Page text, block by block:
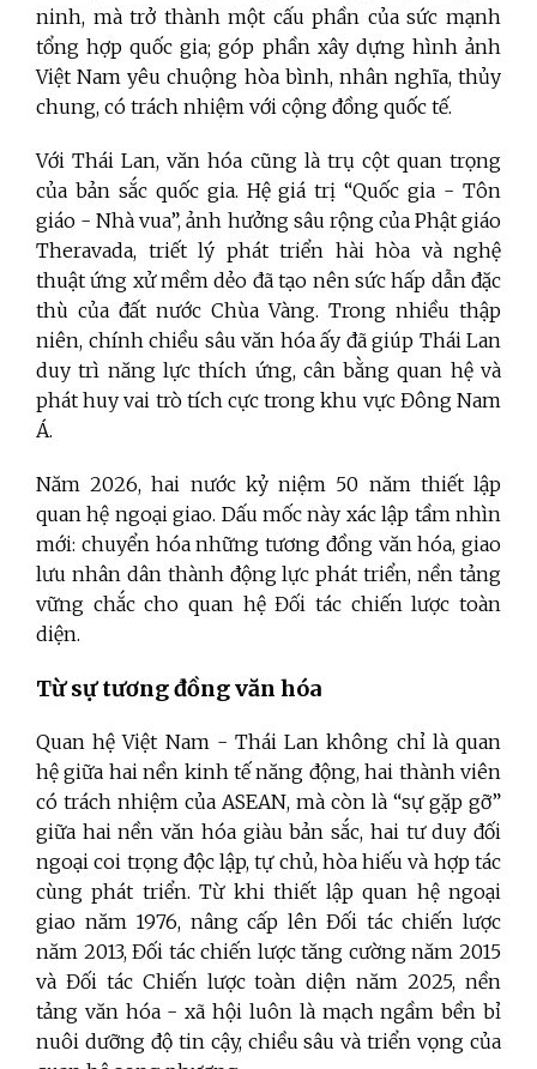
ninh, mà trở thành một cấu phần của sức mạnh
tổng hợp quốc gia; góp phần xây dựng hình ảnh
Việt Nam yêu chuộng hòa bình, nhân nghĩa, thủy
chung, có trách nhiệm với cộng đồng quốc tế.
Với Thái Lan, văn hóa cũng là trụ cột quan trọng
của bản sắc quốc gia. Hệ giá trị “Quốc gia - Tôn
giáo - Nhà vua”, ảnh hưởng sâu rộng của Phật giáo
Theravada, triết lý phát triển hài hòa và nghệ
thuật ứng xử mềm dẻo đã tạo nên sức hấp dẫn đặc
thù của đất nước Chùa Vàng. Trong nhiều thập
niên, chính chiều sâu văn hóa ấy đã giúp Thái Lan
duy trì năng lực thích ứng, cân bằng quan hệ và
phát huy vai trò tích cực trong khu vực Đông Nam
Á.
Năm 2026, hai nước kỷ niệm 50 năm thiết lập
quan hệ ngoại giao. Dấu mốc này xác lập tầm nhìn
mới: chuyển hóa những tương đồng văn hóa, giao
lưu nhân dân thành động lực phát triển, nền tảng
vững chắc cho quan hệ Đối tác chiến lược toàn
diện.
Từ sự tương đồng văn hóa
Quan hệ Việt Nam - Thái Lan không chỉ là quan
hệ giữa hai nền kinh tế năng động, hai thành viên
có trách nhiệm của ASEAN, mà còn là “sự gặp gỡ”
giữa hai nền văn hóa giàu bản sắc, hai tư duy đối
ngoại coi trọng độc lập, tự chủ, hòa hiếu và hợp tác
cùng phát triển. Từ khi thiết lập quan hệ ngoại
giao năm 1976, nâng cấp lên Đối tác chiến lược
năm 2013, Đối tác chiến lược tăng cường năm 2015
và Đối tác Chiến lược toàn diện năm 2025, nền
tảng văn hóa - xã hội luôn là mạch ngầm bền bỉ
nuôi dưỡng độ tin cậy, chiều sâu và triển vọng của